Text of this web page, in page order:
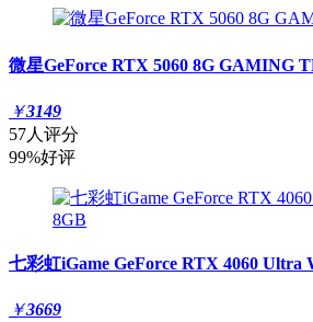
微星GeForce RTX 5060 8G GAMING
￥3149
57人评分
99%好评
七彩虹iGame GeForce RTX 4060 Ultra
￥3669